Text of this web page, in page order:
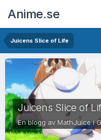
Anime.se
Juicens Slice of Life
Juicens Slice of
En blogg av MathJuicei